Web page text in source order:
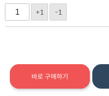
+1
-1
바로 구매하기